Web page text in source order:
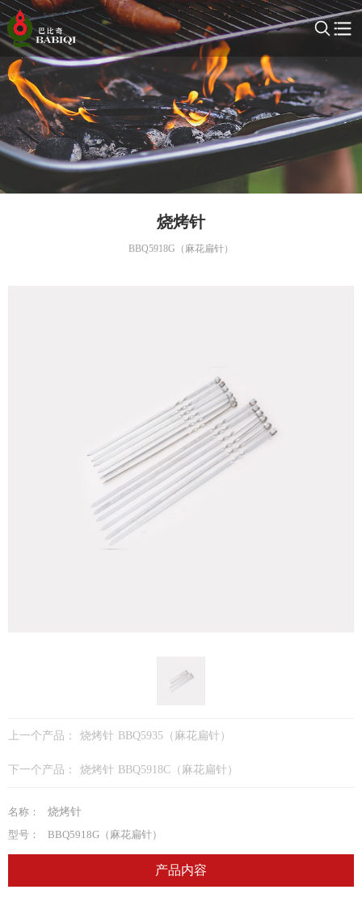
烧烤针
BBQ5918G（麻花扁针）
上一个产品： 烧烤针 BBQ5935（麻花扁针）
下一个产品： 烧烤针 BBQ5918C（麻花扁针）
名称：
烧烤针
型号：
BBQ5918G（麻花扁针）
产品内容